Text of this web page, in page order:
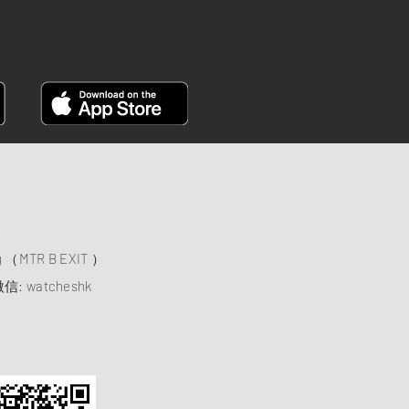
MTR B EXIT ）
信: watcheshk